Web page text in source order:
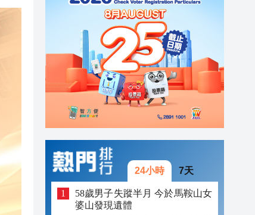
24小時 7天
58歲男子失蹤半月 今於馬鞍山女
婆山發現遺體